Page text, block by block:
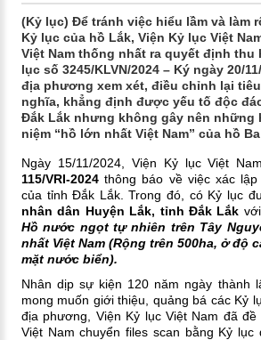
(Kỷ lục) Để tránh việc hiểu lầm và làm
Kỷ lục của hồ Lắk, Viện Kỷ lục Việt
Việt Nam thống nhất ra quyết định
lục số 3245/KLVN/2024 – Ký ngày 20/
địa phương xem xét, điều chỉnh lại
nghĩa, khẳng định được yếu tố độc
Đắk Lắk nhưng không gây nên những
niệm “hồ lớn nhất Việt Nam” của hồ
Ngày 15/11/2024, Viện Kỷ lục Việt
115/VRI-2024thông báo về việc xác lập
của tỉnh Đắk Lắk. Trong đó, có Kỷ lục
nhân dân Huyện Lắk, tỉnh Đắk Lắk
Hồ nước ngọt tự nhiên trên Tây
nhất Việt Nam (Rộng trên 500ha, ở độ
mặt nước biển).
Nhân dịp sự kiện 120 năm ngày thành
mong muốn giới thiệu, quảng bá các Kỷ
địa phương, Viện Kỷ lục Việt Nam đã
Việt Nam chuyển files scan bằng Kỷ